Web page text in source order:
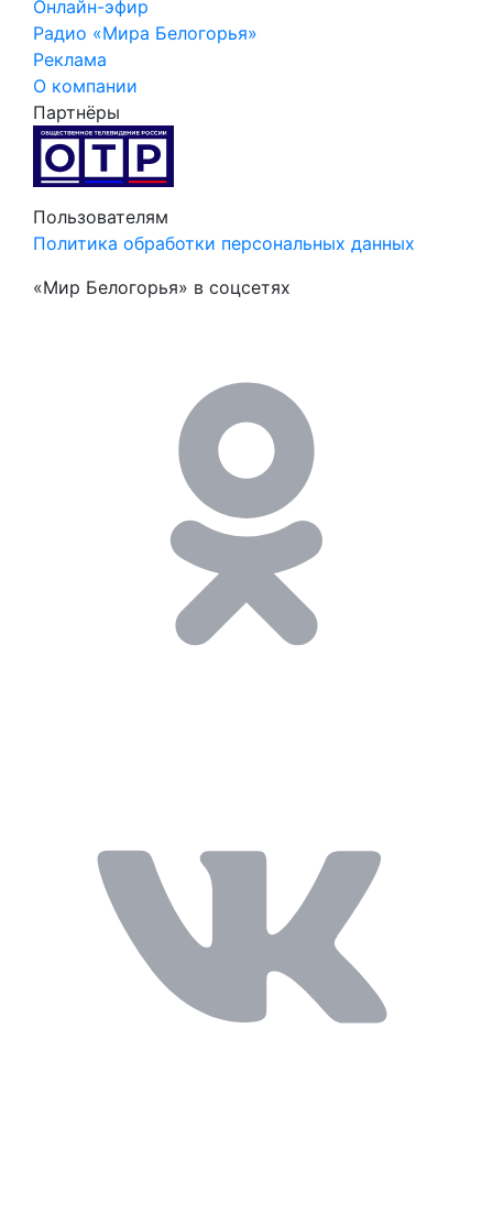
Онлайн-эфир
Радио «Мира Белогорья»
Реклама
О компании
Партнёры
Пользователям
Политика обработки персональных данных
«Мир Белогорья» в соцсетях